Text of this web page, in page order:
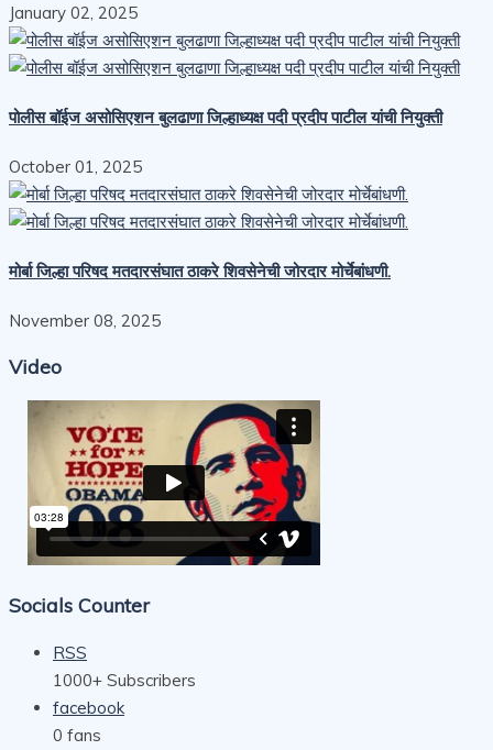
January 02, 2025
पोलीस बॉईज असोसिएशन बुलढाणा जिल्हाध्यक्ष पदी प्रदीप पाटील यांची नियुक्ती
October 01, 2025
मोर्बा जिल्हा परिषद मतदारसंघात ठाकरे शिवसेनेची जोरदार मोर्चेबांधणी.
November 08, 2025
Video
Socials Counter
RSS
1000+ Subscribers
facebook
0 fans